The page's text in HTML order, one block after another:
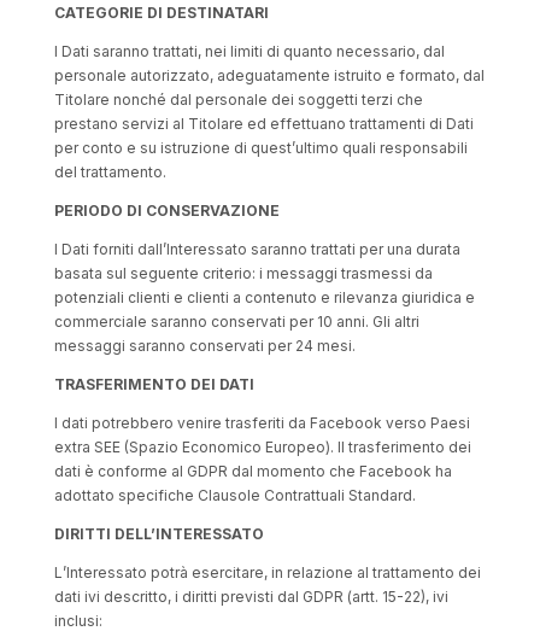
CATEGORIE DI DESTINATARI
I Dati saranno trattati, nei limiti di quanto necessario, dal
personale autorizzato, adeguatamente istruito e formato, dal
Titolare nonché dal personale dei soggetti terzi che
prestano servizi al Titolare ed effettuano trattamenti di Dati
per conto e su istruzione di quest’ultimo quali responsabili
del trattamento.
PERIODO DI CONSERVAZIONE
I Dati forniti dall’Interessato saranno trattati per una durata
basata sul seguente criterio: i messaggi trasmessi da
potenziali clienti e clienti a contenuto e rilevanza giuridica e
commerciale saranno conservati per 10 anni. Gli altri
messaggi saranno conservati per 24 mesi.
TRASFERIMENTO DEI DATI
I dati potrebbero venire trasferiti da Facebook verso Paesi
extra SEE (Spazio Economico Europeo). Il trasferimento dei
dati è conforme al GDPR dal momento che Facebook ha
adottato specifiche Clausole Contrattuali Standard.
DIRITTI DELL’INTERESSATO
L’Interessato potrà esercitare, in relazione al trattamento dei
dati ivi descritto, i diritti previsti dal GDPR (artt. 15-22), ivi
inclusi: